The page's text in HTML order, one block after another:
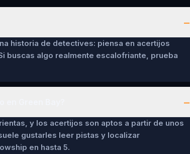
–
historia de detectives: piensa en acertijos
buscas algo realmente escalofriante, prueba
–
y los acertijos son aptos a partir de unos
gustarles leer pistas y localizar
en hasta 5.